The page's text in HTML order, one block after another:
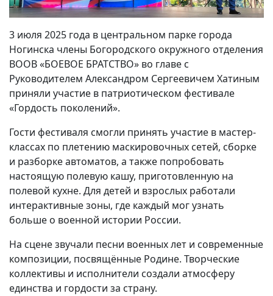
3 июля 2025 года в центральном парке города
Ногинска члены Богородского окружного отделения
ВООВ «БОЕВОЕ БРАТСТВО» во главе с
Руководителем Александром Сергеевичем Хатиным
приняли участие в патриотическом фестивале
«Гордость поколений».
Гости фестиваля смогли принять участие в мастер-
классах по плетению маскировочных сетей, сборке
и разборке автоматов, а также попробовать
настоящую полевую кашу, приготовленную на
полевой кухне. Для детей и взрослых работали
интерактивные зоны, где каждый мог узнать
больше о военной истории России.
На сцене звучали песни военных лет и современные
композиции, посвящённые Родине. Творческие
коллективы и исполнители создали атмосферу
единства и гордости за страну.